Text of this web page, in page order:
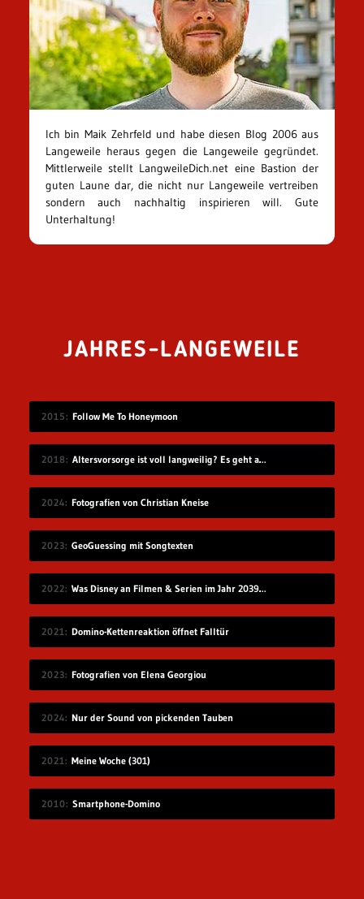
Ich bin Maik Zehrfeld und habe diesen Blog 2006 aus
Langeweile heraus gegen die Langeweile gegründet.
Mittlerweile stellt LangweileDich.net eine Bastion der
guten Laune dar, die nicht nur Langeweile vertreiben
sondern auch nachhaltig inspirieren will. Gute
Unterhaltung!
JAHRES-LANGEWEILE
2015 Follow Me To Honeymoon
2018 Altersvorsorge ist voll langweilig? Es geht auch modern!
2024 Fotografien von Christian Kneise
2023 GeoGuessing mit Songtexten
2022 Was Disney an Filmen & Serien im Jahr 2039 vorstellen wird…
2021 Domino-Kettenreaktion öffnet Falltür
2023 Fotografien von Elena Georgiou
2024 Nur der Sound von pickenden Tauben
2021 Meine Woche (301)
2010 Smartphone-Domino